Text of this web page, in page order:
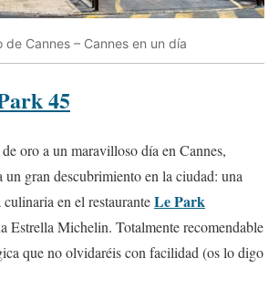
de Cannes – Cannes en un día
45
oro a un maravilloso día en Cannes,
un gran descubrimiento en la ciudad: una
en el restauranteLe Park
Estrella Michelin. Totalmente recomendable
que no olvidaréis con facilidad (os lo digo